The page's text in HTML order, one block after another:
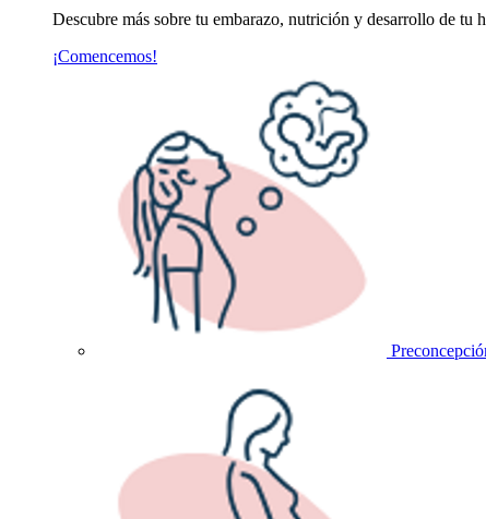
Descubre más sobre tu embarazo, nutrición y desarrollo de tu
¡Comencemos!